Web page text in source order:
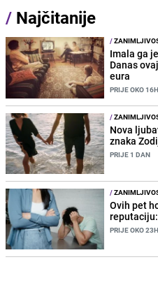
/ Najčitanije
/
Imala ga
Danas
eura
PRIJE OKO 16H
/
Nova
znaka
PRIJE 1 DAN
/
Ovih pet
PRIJE OKO 23H